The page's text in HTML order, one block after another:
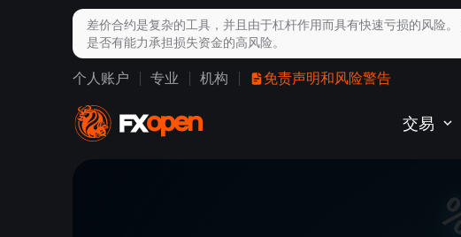
个人账户 专业 机构 免责声明和风险警告
交易
差价合约是复杂的工具，并且由于杠杆作用而具有快速亏损的风险。
是否有能力承担损失资金的高风险。